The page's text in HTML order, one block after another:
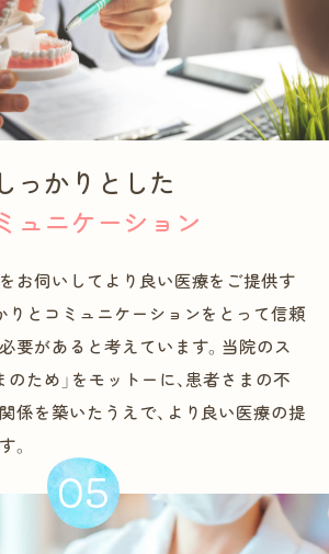
しっかりとした
ュニケーション
お伺いしてより良い医療をご提供す
りとコミュニケーションをとって信頼
要があると考えています。当院のス
のため」をモットーに、患者さまの不
係を築いたうえで、より良い医療の提
。
05